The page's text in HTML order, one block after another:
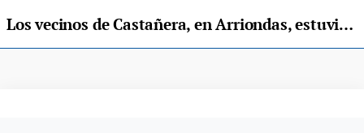
Los vecinos de Castañera, en Arriondas, estuvieron confinados hasta las doce y cuarto de la noche